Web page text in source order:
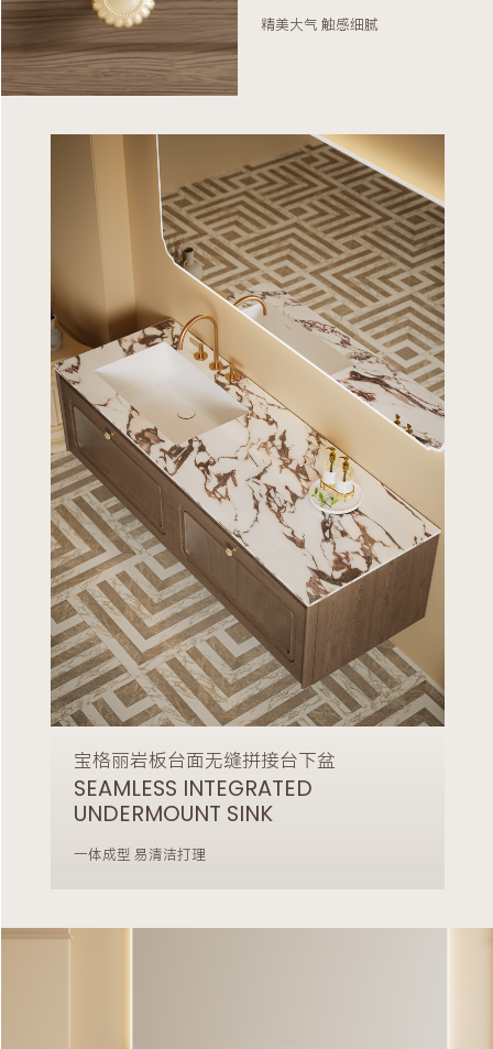
精美大气 触感细腻
宝格丽岩板台面无缝拼接台下盆
SEAMLESS INTEGRATED
UNDERMOUNT SINK
一体成型 易清洁打理